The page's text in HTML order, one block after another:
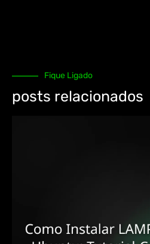
Fique Ligado
posts relacionados